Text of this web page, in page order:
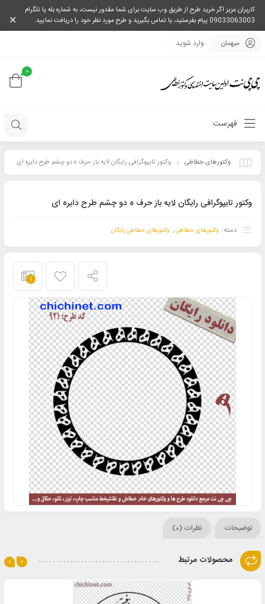
کاربران عزیز اگر خرید طرح از طریق وب سایت برای شما مقدور نیست، به شماره بله یا تلگرام
09033063003 پیام بفرستید، یا تماس بگیرید و طرح مورد نظر خود را دریافت نمایید.
میهمان وارد شوید
0
فهرست
وکتورهای خطاطی وکتور تایپوگرافی رایگان لایه باز حرف ه دو چشم طرح دایره ای
وکتور تایپوگرافی رایگان لایه باز حرف ه دو چشم طرح دایره ای
دسته: وکتورهای خطاطی, وکتورهای خطاطی رایگان
1
توضیحات نظرات (0)
محصولات مرتبط